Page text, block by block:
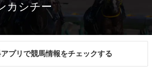
カシチー
プリで競馬情報をチェックする